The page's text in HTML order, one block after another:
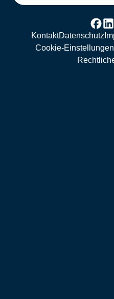
KontaktDatenschutz
Cookie-Einstellungen